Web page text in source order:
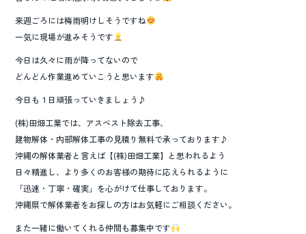
来週ごろには梅雨明けしそうですね
一気に現場が進みそうです
今日は久々に雨が降ってないので
どんどん作業進めていこうと思います
今日も１日頑張っていきましょう♪
(株)田畑工業では、アスベスト除去工事、
建物解体・内部解体工事の見積り無料で承っております♪
沖縄の解体業者と言えば【(株)田畑工業】と思われるよう
日々精進し、より多くのお客様の期待に応えられるように
「迅速・丁寧・確実」を心がけて仕事しております。
沖縄県で解体業者をお探しの方はお気軽にご相談ください。
また一緒に働いてくれる仲間も募集中です